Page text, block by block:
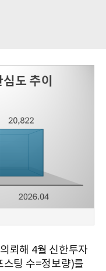
뢰해 4월 신한투자
스팅 수=정보량)를